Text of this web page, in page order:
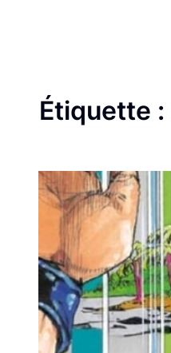
Étiquette :